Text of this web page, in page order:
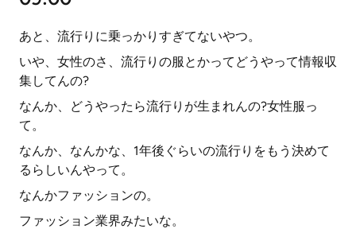
あと、流行りに乗っかりすぎてないやつ。
いや、女性のさ、流行りの服とかってどうやって情報収
集してんの?
なんか、どうやったら流行りが生まれんの?女性服っ
て。
なんか、なんかな、1年後ぐらいの流行りをもう決めて
るらしいんやって。
なんかファッションの。
ファッション業界みたいな。